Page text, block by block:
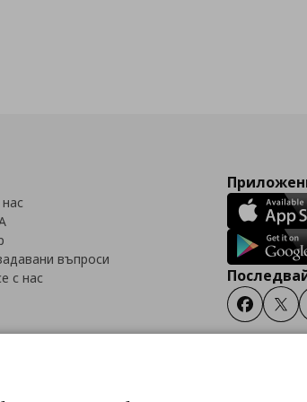
въпроси
с нас
Facebook